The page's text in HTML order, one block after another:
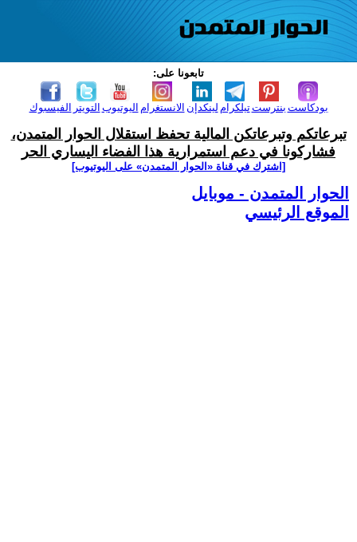
تابعونا على:
الفيسبوك التويتر اليوتيوب الانستغرام لينكدإن تيلكرامبنترست بودكاست
تبرعاتكم وتبرعاتكن المالية تحفظ استقلال الحوار المتمدن،
فشاركونا في دعم استمرارية هذا الفضاء اليساري الحر
[اشترك في قناة ‫«الحوار المتمدن» على اليوتيوب]
الحوار المتمدن - موبايل
الموقع الرئيسي